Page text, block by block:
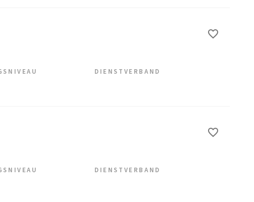
DIENSTVERBAND
DIENSTVERBAND